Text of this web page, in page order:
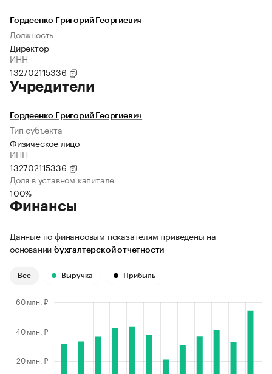
Гордеенко Григорий Георгиевич
Должность
Директор
ИНН
132702115336
Учредители
Гордеенко Григорий Георгиевич
Тип субъекта
Физическое лицо
ИНН
132702115336
Доля в уставном капитале
100%
Финансы
Данные по финансовым показателям приведены на
основании бухгалтерской отчетности
Все Выручка Прибыль